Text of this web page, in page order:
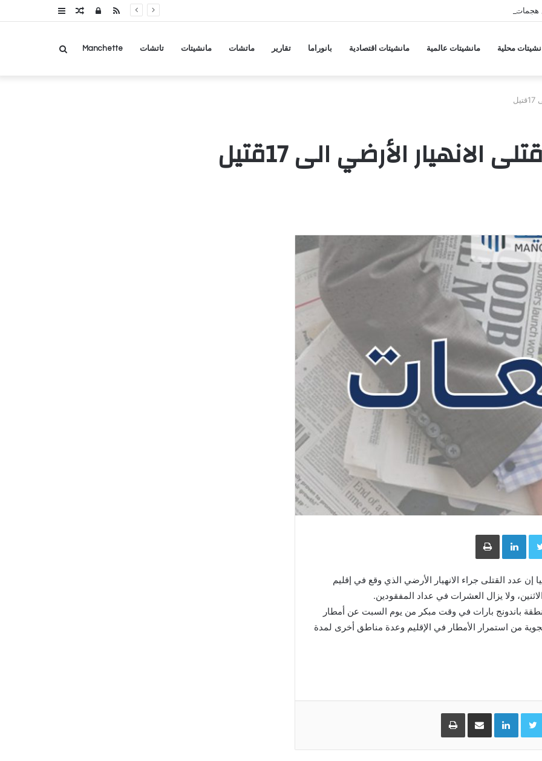
منسقة من حلفاء لإيران عمودمقالتسجيلRSS
محلية مانشيتات عالمية مانشيتات اقتصادية بانوراما تقارير ماتشات مانشيتات تاتشات Manchette بحث
الانهيار الأرضي الى 17قتيل
Twitter
LinkedInطباعة
إن عدد القتلى جراء الانهيار الأرضي الذي وقع في إقليم
باندونج بارات في وقت مبكر من يوم السبت عن أمطار
من استمرار الأمطار في الإقليم وعدة مناطق أخرى لمدة
Twitter
LinkedInمشاركة عبر البريد طباعة